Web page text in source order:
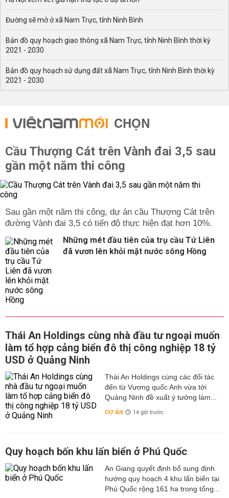
Đường sẽ mở ở xã Nam Trực, tỉnh Ninh Bình
Bản đồ quy hoạch giao thông xã Nam Trực, tỉnh Ninh Bình thời kỳ
2021 - 2030
Bản đồ quy hoạch sử dụng đất xã Nam Trực, tỉnh Ninh Bình thời kỳ
2021 - 2030
CHỌN
Cầu Thượng Cát trên Vành đai 3,5 sau
gần một năm thi công
Sau gần một năm thi công, dự án cầu Thượng Cát trên
đường Vành đai 3,5 có tiến độ thực hiện đạt hơn 10%.
Những mét đầu tiên của trụ cầu Tứ Liên
đã vươn lên khỏi mặt nước sông Hồng
Thái An Holdings cùng nhà đầu tư ngoại muốn
làm tổ hợp cảng biển đô thị công nghiệp 18 tỷ
USD ở Quảng Ninh
Thái An Holdings cùng các đối tác
đến từ Vương quốc Anh vừa tới
Quảng Ninh đề xuất ý tưởng làm...
DỰ ÁN 14 giờ trước
Quy hoạch bốn khu lấn biển ở Phú Quốc
An Giang quyết định bổ sung định
hướng quy hoạch 4 khu lấn biển tại
Phú Quốc rộng 161 ha trong tổng...